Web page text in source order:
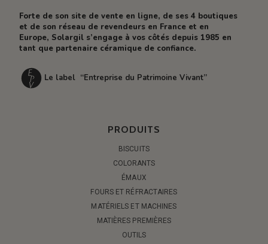
Forte de son site de vente en ligne, de ses 4 boutiques
et de son réseau de revendeurs en France et en
Europe, Solargil s’engage à vos côtés depuis 1985 en
tant que partenaire céramique de confiance.
Le label “Entreprise du Patrimoine Vivant”
PRODUITS
BISCUITS
COLORANTS
ÉMAUX
FOURS ET RÉFRACTAIRES
MATÉRIELS ET MACHINES
MATIÈRES PREMIÈRES
OUTILS